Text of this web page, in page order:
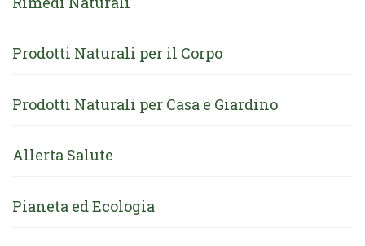
Prodotti Naturali per il Corpo
Prodotti Naturali per Casa e Giardino
Allerta Salute
Pianeta ed Ecologia